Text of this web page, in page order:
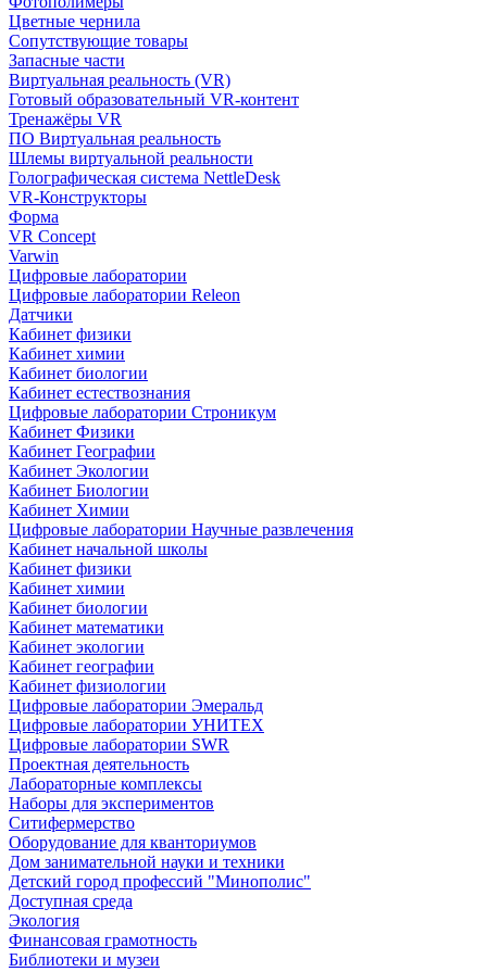
Цветные чернила
Сопутствующие товары
Запасные части
Виртуальная реальность (VR)
Готовый образовательный VR-контент
Тренажёры VR
ПО Виртуальная реальность
Шлемы виртуальной реальности
Голографическая система NettleDesk
VR-Конструкторы
Форма
VR Concept
Varwin
Цифровые лаборатории
Цифровые лаборатории Releon
Датчики
Кабинет физики
Кабинет химии
Кабинет биологии
Кабинет естествознания
Цифровые лаборатории Строникум
Кабинет Физики
Кабинет Географии
Кабинет Экологии
Кабинет Биологии
Кабинет Химии
Цифровые лаборатории Научные развлечения
Кабинет начальной школы
Кабинет физики
Кабинет химии
Кабинет биологии
Кабинет математики
Кабинет экологии
Кабинет географии
Кабинет физиологии
Цифровые лаборатории Эмеральд
Цифровые лаборатории УНИТЕХ
Цифровые лаборатории SWR
Проектная деятельность
Лабораторные комплексы
Наборы для экспериментов
Ситифермерство
Оборудование для кванториумов
Дом занимательной науки и техники
Детский город профессий "Минополис"
Доступная среда
Экология
Финансовая грамотность
Библиотеки и музеи